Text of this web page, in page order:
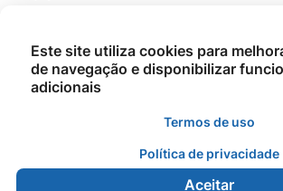
Este site utiliza cookies para
de navegação e disponibilizar
adicionais
Termos de uso
Política de privacidade
Aceitar